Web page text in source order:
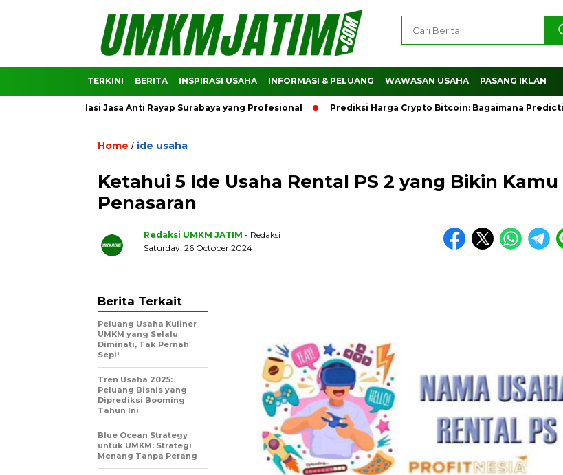
TERKINI BERITA INSPIRASI USAHA INFORMASI & PELUANG WAWASAN USAHA PASANG IKLAN
Rekomendasi Jasa Anti Rayap Surabaya yang Profesional Prediksi Harga Crypto Bitcoin: Bagaimana Prediction
Home / ide usaha
Ketahui 5 Ide Usaha Rental PS 2 yang Bikin Kamu
Penasaran
Redaksi UMKM JATIM - Redaksi
Saturday, 26 October 2024
Berita Terkait
Peluang Usaha Kuliner
UMKM yang Selalu
Diminati, Tak Pernah
Sepi!
Tren Usaha 2025:
Peluang Bisnis yang
Diprediksi Booming
Tahun Ini
Blue Ocean Strategy
untuk UMKM: Strategi
Menang Tanpa Perang